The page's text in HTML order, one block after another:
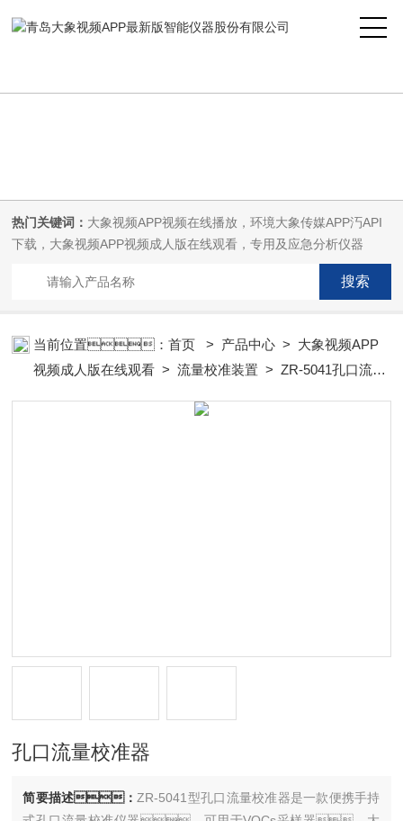
载,大象视频APP视频成人版在线观看
热门关键词： 大象视频APP视频在线播放，环境大象传媒APP汅API
下载，大象视频APP视频成人版在线观看，专用及应急分析仪器
当前位置：首页 > 产品中心 > 大象视频APP
视频成人版在线观看 >流量校准装置 > ZR-5041孔口流量
孔口流量校准器
简要描述： ZR-5041型孔口流量校准器是一款便携手持